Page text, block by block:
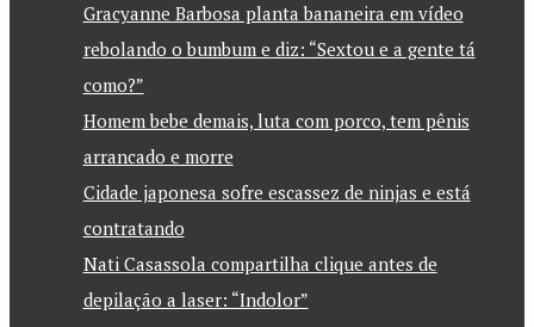
Gracyanne Barbosa planta bananeira em vídeo
rebolando o bumbum e diz: “Sextou e a gente tá
como?”
Homem bebe demais, luta com porco, tem pênis
arrancado e morre
Cidade japonesa sofre escassez de ninjas e está
contratando
Nati Casassola compartilha clique antes de
depilação a laser: “Indolor”